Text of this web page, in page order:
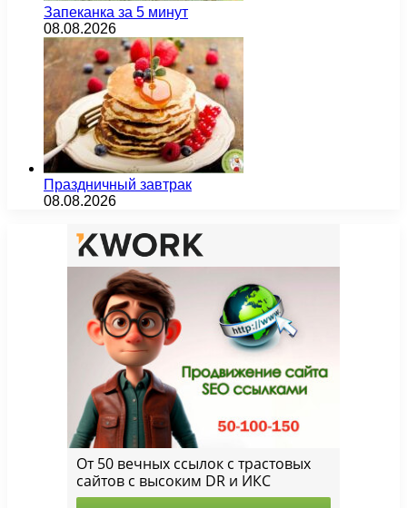
Запеканка за 5 минут
08.08.2026
Праздничный завтрак
08.08.2026